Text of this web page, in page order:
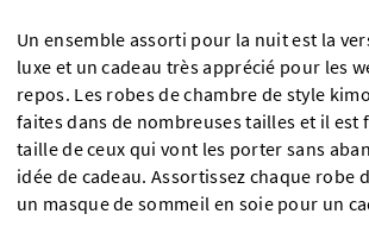
Un ensemble assorti pour la nuit est la
luxe et un cadeau très apprécié pour les
repos. Les robes de chambre de style
faites dans de nombreuses tailles et il est
taille de ceux qui vont les porter sans
idée de cadeau. Assortissez chaque robe
un masque de sommeil en soie pour un